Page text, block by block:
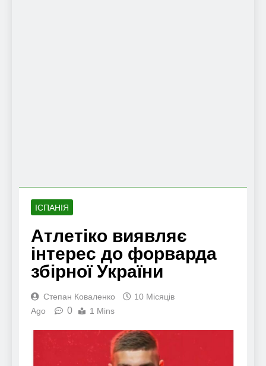
ІСПАНІЯ
Атлетіко виявляє
інтерес до форварда
збірної України
Степан Коваленко
10 Місяців
Ago
0 1 Mins